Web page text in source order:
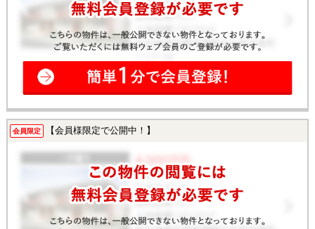
会員限定 【会員様限定で公開中！】